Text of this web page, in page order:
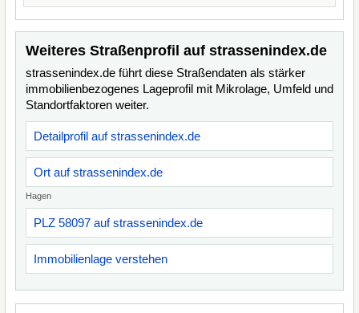
Weiteres Straßenprofil auf strassenindex.de
strassenindex.de führt diese Straßendaten als stärker
immobilienbezogenes Lageprofil mit Mikrolage, Umfeld und
Standortfaktoren weiter.
Detailprofil auf strassenindex.de
Ort auf strassenindex.de
Hagen
PLZ 58097 auf strassenindex.de
Immobilienlage verstehen